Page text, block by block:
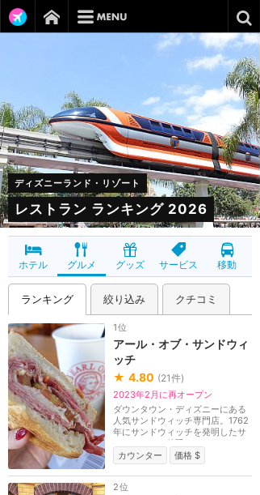
ディズニーランド・リゾート
レストラン ランキング 2026
ホテル グルメ グッズ サービス 移動
ランキング 絞り込み クチコミ
1位
アール・オブ・サンドウィ
ッチ
★ 4.80 (21件)
2023年2月に再オープン
ダウンタウン・ディズニーにある
人気サンドウィッチ専門店。1762
年にサンドウィッチを発明したサ
ンドウィッチ伯爵...
カウンター
価格 $
2位